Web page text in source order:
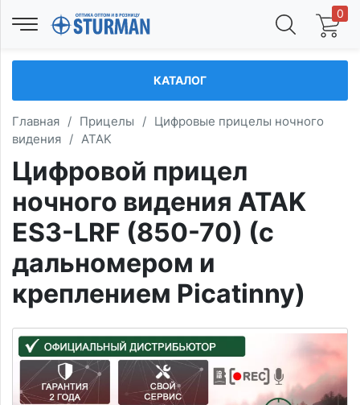
0
КАТАЛОГ
Главная / Прицелы / Цифровые прицелы ночного
видения / ATAK
Цифровой прицел
ночного видения ATAK
ES3-LRF (850-70) (с
дальномером и
креплением Picatinny)